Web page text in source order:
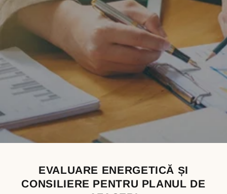
EVALUARE ENERGETICĂ ȘI
CONSILIERE PENTRU PLANUL DE